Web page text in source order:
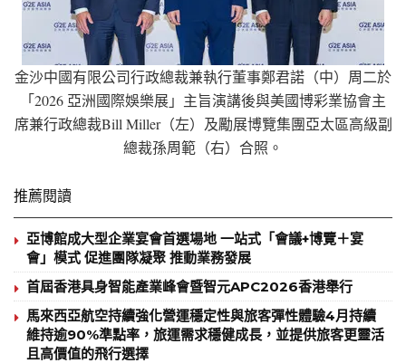
金沙中國有限公司行政總裁兼執行董事鄭君諾（中）周二於
「2026 亞洲國際娛樂展」主旨演講後與美國博彩業協會主
席兼行政總裁Bill Miller（左）及勵展博覽集團亞太區高級副
總裁孫周範（右）合照。
推薦閱讀
亞博館成大型企業宴會首選場地 一站式「會議+博覽＋宴
會」模式 促進團隊凝聚 推動業務發展
首屆香港具身智能產業峰會暨智元APC2026香港舉行
馬來西亞航空持續強化營運穩定性與旅客彈性體驗4月持續
維持逾90%準點率，旅運需求穩健成長，並提供旅客更靈活
且高價值的飛行選擇